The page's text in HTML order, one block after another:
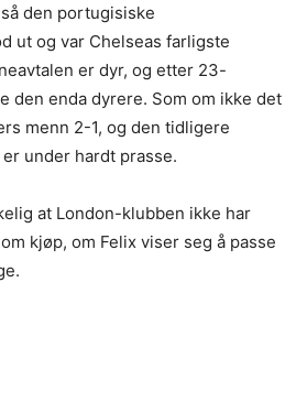
den portugisiske
ut og var Chelseas farligste
er dyr, og etter 23-
den enda dyrere. Som om ikke det
menn 2-1, og den tidligere
under hardt prasse.
at London-klubben ikke har
kjøp, om Felix viser seg å passe